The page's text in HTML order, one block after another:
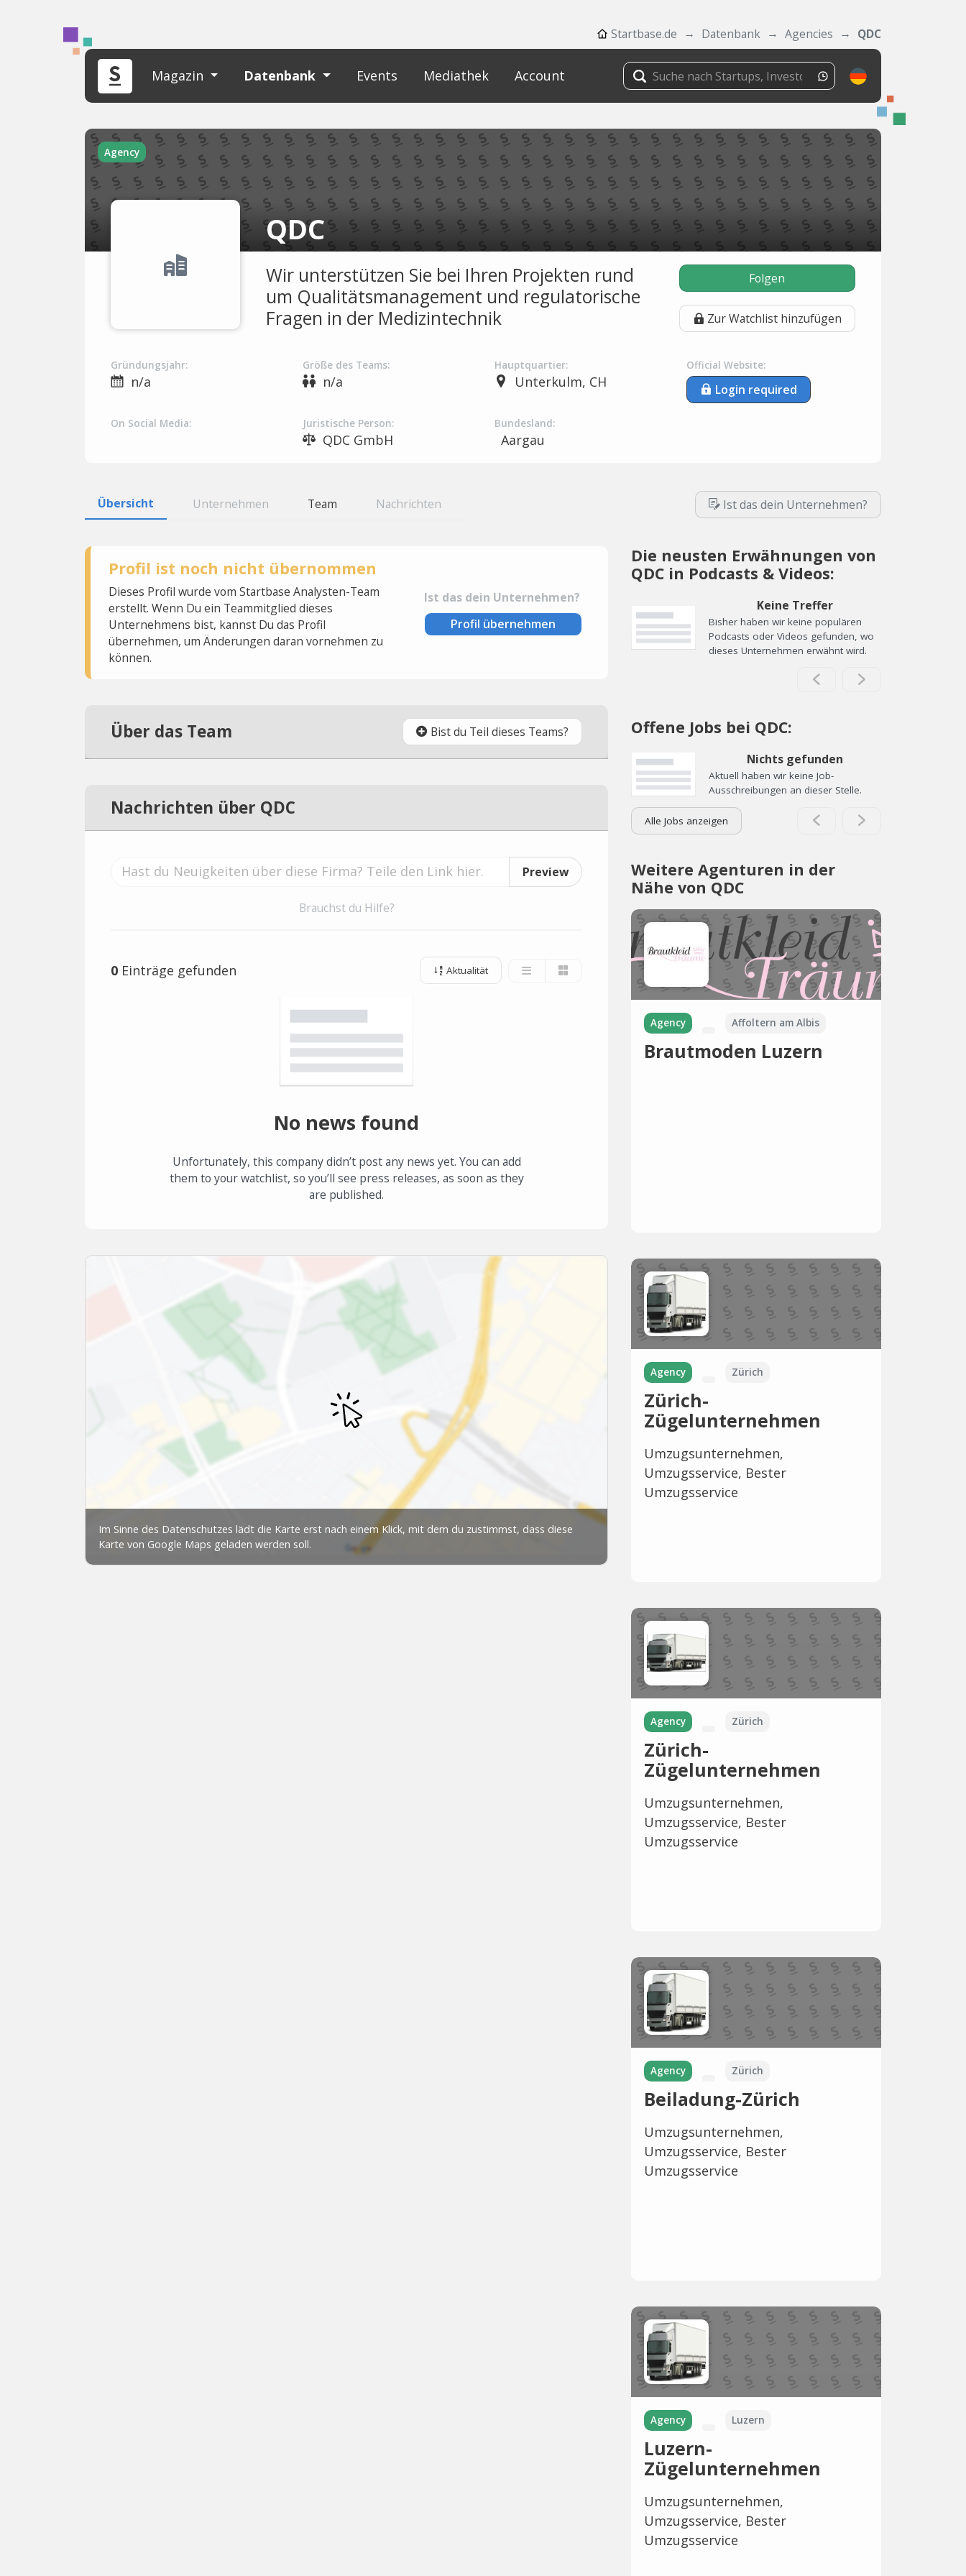
Startbase.de Datenbank Agencies QDC
Magazin Datenbank Events Mediathek Account
Agency
QDC
Wir unterstützen Sie bei Ihren Projekten rund
um Qualitätsmanagement und regulatorische
Fragen in der Medizintechnik
Folgen
Zur Watchlist hinzufügen
Gründungsjahr:
n/a
Größe des Teams:
n/a
Hauptquartier:
Unterkulm, CH
Official Website:
Login required
On Social Media: Juristische Person:
QDC GmbH
Bundesland:
Aargau
Übersicht Unternehmen Team Nachrichten Ist das dein Unternehmen?
Profil ist noch nicht übernommen
Dieses Profil wurde vom Startbase Analysten-Team
erstellt. Wenn Du ein Teammitglied dieses
Unternehmens bist, kannst Du das Profil
übernehmen, um Änderungen daran vornehmen zu
können.
Ist das dein Unternehmen?
Profil übernehmen
Über das Team Bist du Teil dieses Teams?
Nachrichten über QDC
Preview
Brauchst du Hilfe?
0 Einträge gefunden Aktualität
No news found
Unfortunately, this company didn’t post any news yet. You can add
them to your watchlist, so you’ll see press releases, as soon as they
are published.
Die neusten Erwähnungen von
QDC in Podcasts & Videos:
Keine Treffer
Bisher haben wir keine populären
Podcasts oder Videos gefunden, wo
dieses Unternehmen erwähnt wird.
Offene Jobs bei QDC:
Nichts gefunden
Aktuell haben wir keine Job-
Ausschreibungen an dieser Stelle.
Alle Jobs anzeigen
Weitere Agenturen in der
Nähe von QDC
Agency Affoltern am Albis
Brautmoden Luzern
Agency Zürich
Zürich-
Zügelunternehmen
Umzugsunternehmen,
Umzugsservice, Bester
Umzugsservice
Agency Zürich
Zürich-
Zügelunternehmen
Umzugsunternehmen,
Umzugsservice, Bester
Umzugsservice
Agency Zürich
Beiladung-Zürich
Umzugsunternehmen,
Umzugsservice, Bester
Umzugsservice
Agency Luzern
Luzern-
Zügelunternehmen
Umzugsunternehmen,
Umzugsservice, Bester
Umzugsservice